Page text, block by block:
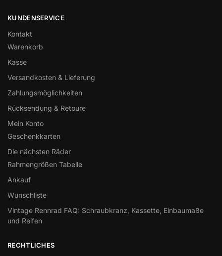
KUNDENSERVICE
Kontakt
Warenkorb
Kasse
Versandkosten & Lieferung
Zahlungsmöglichkeiten
Rücksendung & Retoure
Mein Konto
Geschenkkarten
Die nächsten Räder
Rahmengrößen Tabelle
Ankauf
Wunschliste
Vintage Rennrad FAQ: Schraubkranz, Kassette, Einbaumaße
und Reifen
RECHTLICHES